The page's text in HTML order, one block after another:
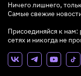
Ничего лишнего,
Самые свежие
Присоединяйся к нам:
сетях и никогда не